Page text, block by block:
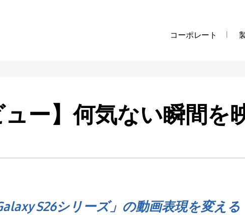
コーポレート
ュー】何気ない瞬間を
S26シリーズ」の動画表現を変える